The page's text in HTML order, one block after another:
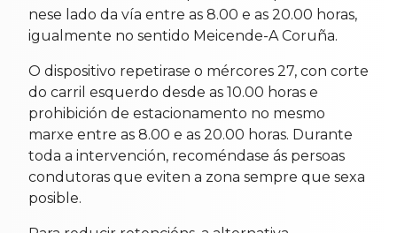
nese lado da vía entre as 8.00 e as 20.00 horas,
igualmente no sentido Meicende-A Coruña.
O dispositivo repetirase o mércores 27, con corte
do carril esquerdo desde as 10.00 horas e
prohibición de estacionamento no mesmo
marxe entre as 8.00 e as 20.00 horas. Durante
toda a intervención, recoméndase ás persoas
condutoras que eviten a zona sempre que sexa
posible.